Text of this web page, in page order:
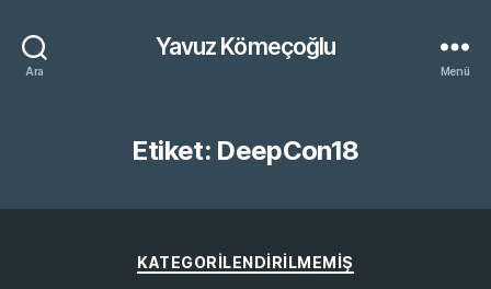
Ara
Yavuz Kömeçoğlu
Menü
Etiket: DeepCon18
Kategoriler
KATEGORILENDIRILMEMIŞ